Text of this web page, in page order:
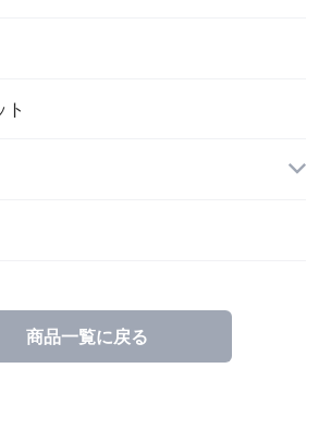
ト
商品一覧に戻る